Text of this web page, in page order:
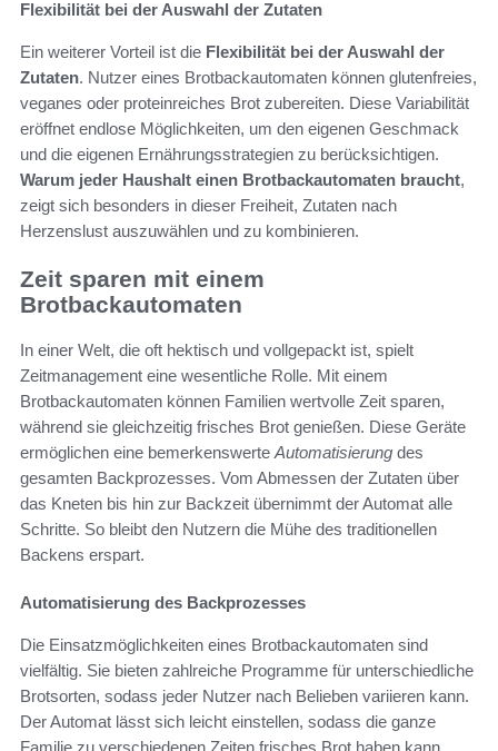
Flexibilität bei der Auswahl der Zutaten
Ein weiterer Vorteil ist die Flexibilität bei der Auswahl der
Zutaten. Nutzer eines Brotbackautomaten können glutenfreies,
veganes oder proteinreiches Brot zubereiten. Diese Variabilität
eröffnet endlose Möglichkeiten, um den eigenen Geschmack
und die eigenen Ernährungsstrategien zu berücksichtigen.
Warum jeder Haushalt einen Brotbackautomaten braucht,
zeigt sich besonders in dieser Freiheit, Zutaten nach
Herzenslust auszuwählen und zu kombinieren.
Zeit sparen mit einem
Brotbackautomaten
In einer Welt, die oft hektisch und vollgepackt ist, spielt
Zeitmanagement eine wesentliche Rolle. Mit einem
Brotbackautomaten können Familien wertvolle Zeit sparen,
während sie gleichzeitig frisches Brot genießen. Diese Geräte
ermöglichen eine bemerkenswerte Automatisierung des
gesamten Backprozesses. Vom Abmessen der Zutaten über
das Kneten bis hin zur Backzeit übernimmt der Automat alle
Schritte. So bleibt den Nutzern die Mühe des traditionellen
Backens erspart.
Automatisierung des Backprozesses
Die Einsatzmöglichkeiten eines Brotbackautomaten sind
vielfältig. Sie bieten zahlreiche Programme für unterschiedliche
Brotsorten, sodass jeder Nutzer nach Belieben variieren kann.
Der Automat lässt sich leicht einstellen, sodass die ganze
Familie zu verschiedenen Zeiten frisches Brot haben kann.